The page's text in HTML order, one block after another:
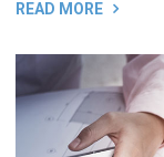
READ MORE